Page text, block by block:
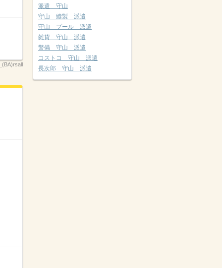
派遣 守山
守山 縫製 派遣
守山 プール 派遣
雑貨 守山 派遣
警備 守山 派遣
コストコ 守山 派遣
長次郎 守山 派遣